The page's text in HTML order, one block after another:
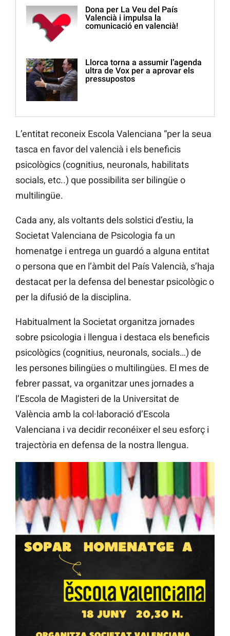
Dona per La Veu del País
Valencià i impulsa la
comunicació en valencià!
Llorca torna a assumir l’agenda
ultra de Vox per a aprovar els
pressupostos
L’entitat reconeix Escola Valenciana “per la seua
tasca en favor del valencià i els beneficis
psicològics (cognitius, neuronals, habilitats
socials, etc..) que possibilita ser bilingüe o
multilingüe.
Cada any, als voltants dels solstici d’estiu, la
Societat Valenciana de Psicologia fa un
homenatge i entrega un guardó a alguna entitat
o persona que en l’àmbit del País Valencià, s’haja
destacat per la defensa del benestar psicològic o
per la difusió de la disciplina.
Habitualment la Societat organitza jornades
sobre psicologia i llengua i destaca els beneficis
psicològics (cognitius, neuronals, socials…) de
les persones bilingües o multilingües. El mes de
febrer passat, va organitzar unes jornades a
l’Escola de Magisteri de la Universitat de
València amb la col·laboració d’Escola
Valenciana i va decidir reconéixer el seu esforç i
trajectòria en defensa de la nostra llengua.